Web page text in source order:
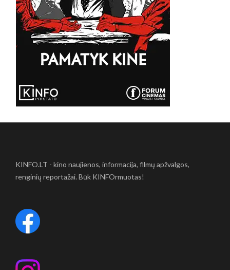
KINFO.LT - kino naujienos, informacija, filmų apžvalgos,
renginių reportažai. Būk KINFOrmuotas!